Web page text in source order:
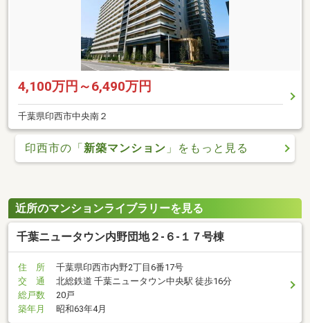
4,100万円～6,490万円
千葉県印西市中央南２
印西市の「 新築マンション 」をもっと見る
近所のマンションライブラリーを見る
千葉ニュータウン内野団地２-６-１７号棟
住 所
千葉県印西市内野2丁目6番17号
交 通
北総鉄道 千葉ニュータウン中央駅 徒歩16分
総戸数
20戸
築年月
昭和63年4月